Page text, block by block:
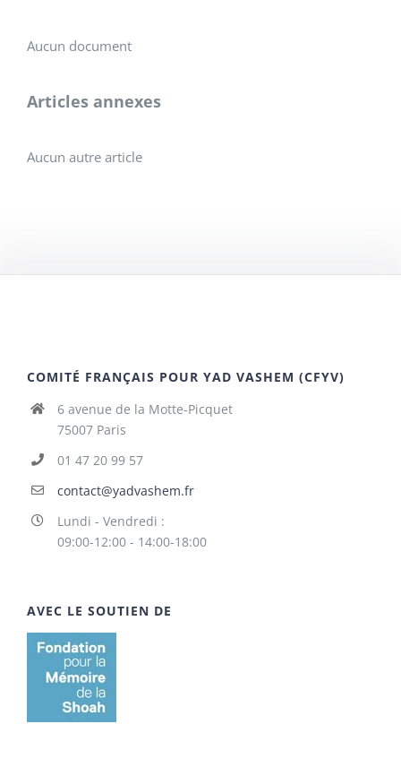
Aucun document
Articles annexes
Aucun autre article
COMITÉ FRANÇAIS POUR YAD VASHEM (CFYV)
6 avenue de la Motte-Picquet
75007 Paris
01 47 20 99 57
contact@yadvashem.fr
Lundi - Vendredi :
09:00-12:00 - 14:00-18:00
AVEC LE SOUTIEN DE